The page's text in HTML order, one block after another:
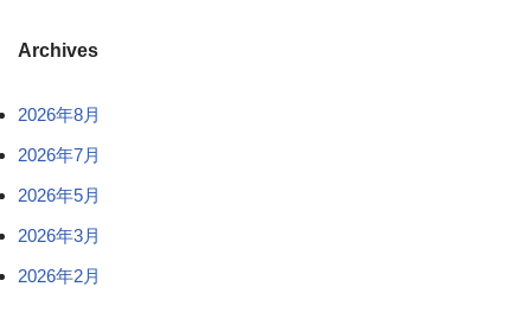
Archives
2026年8月
2026年7月
2026年5月
2026年3月
2026年2月